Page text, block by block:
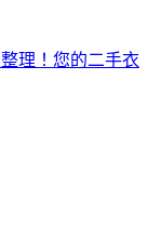
理！您的二手衣